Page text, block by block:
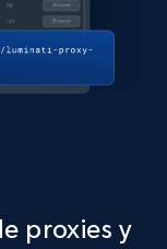
proxies y